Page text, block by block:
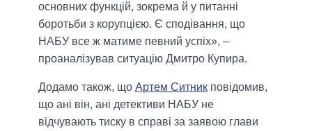
основних функцій, зокрема й у питанні
боротьби з корупцією. Є сподівання, що
НАБУ все ж матиме певний успіх», –
проаналізував ситуацію Дмитро Купира.
Додамо також, що Артем Ситник повідомив,
що ані він, ані детективи НАБУ не
відчувають тиску в справі за заявою глави